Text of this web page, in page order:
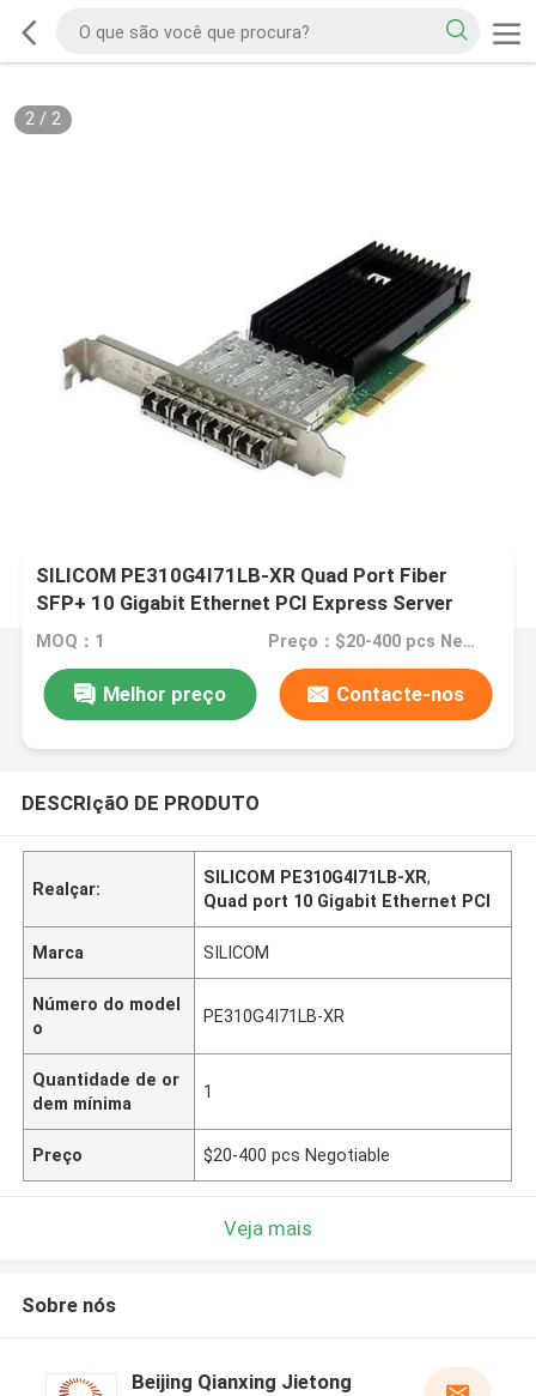
2/ 2
SILICOM PE310G4I71LB-XR Quad Port Fiber
SFP+ 10 Gigabit Ethernet PCI Express Server
Adaptador Baseado em Intel® FTXL710BM1
MOQ：1 Preço：$20-400 pcs Negotiable
Melhor preço Contacte-nos
DESCRIçãO DE PRODUTO
Realçar:
SILICOM PE310G4I71LB-XR,
Quad port 10 Gigabit Ethernet PCI
Marca SILICOM
Número do model
o
PE310G4I71LB-XR
Quantidade de or
dem mínima
1
Preço $20-400 pcs Negotiable
Veja mais
Sobre nós
Beijing Qianxing Jietong